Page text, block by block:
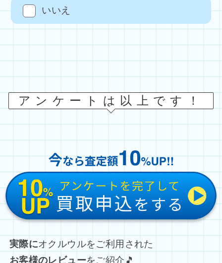
いいえ
アンケートは以上です！
実際にオクルウルをご利用された
お客様のレビューをご紹介🎵